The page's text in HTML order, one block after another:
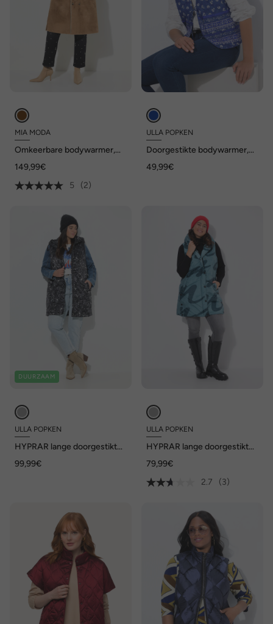
MIA MODA
Omkeerbare bodywarmer,
zijsplitten
149,99€
5
(2)
ULLA POPKEN
Doorgestikte bodywarmer,
mouwloos
49,99€
DUURZAAM
ULLA POPKEN
HYPRAR lange doorgestikte
waterafstotend, vlinders
99,99€
ULLA POPKEN
HYPRAR lange doorgestikte
waterafstotend, gerecycled
79,99€
2.7
(3)